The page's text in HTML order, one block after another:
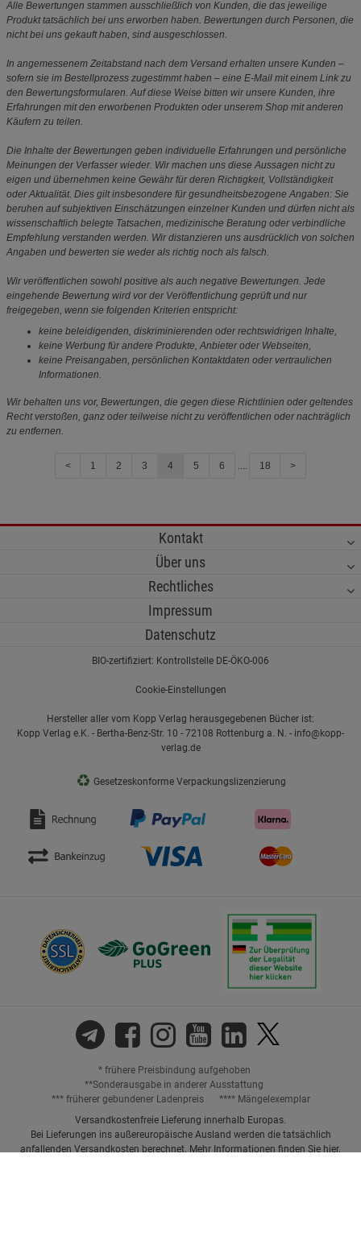
Alle Bewertungen stammen ausschließlich von Kunden, die das jeweilige
Produkt tatsächlich bei uns erworben haben. Bewertungen durch Personen, die
nicht bei uns gekauft haben, sind ausgeschlossen.
In angemessenem Zeitabstand nach dem Versand erhalten unsere Kunden –
sofern sie im Bestellprozess zugestimmt haben – eine E-Mail mit einem Link zu
den Bewertungsformularen. Auf diese Weise bitten wir unsere Kunden, ihre
Erfahrungen mit den erworbenen Produkten oder unserem Shop mit anderen
Käufern zu teilen.
Die Inhalte der Bewertungen geben individuelle Erfahrungen und persönliche
Meinungen der Verfasser wieder. Wir machen uns diese Aussagen nicht zu
eigen und übernehmen keine Gewähr für deren Richtigkeit, Vollständigkeit
oder Aktualität. Dies gilt insbesondere für gesundheitsbezogene Angaben: Sie
beruhen auf subjektiven Einschätzungen einzelner Kunden und dürfen nicht als
wissenschaftlich belegte Tatsachen, medizinische Beratung oder verbindliche
Empfehlung verstanden werden. Wir distanzieren uns ausdrücklich von solchen
Angaben und bewerten sie weder als richtig noch als falsch.
Wir veröffentlichen sowohl positive als auch negative Bewertungen. Jede
eingehende Bewertung wird vor der Veröffentlichung geprüft und nur
freigegeben, wenn sie folgenden Kriterien entspricht:
keine beleidigenden, diskriminierenden oder rechtswidrigen Inhalte,
keine Werbung für andere Produkte, Anbieter oder Webseiten,
keine Preisangaben, persönlichen Kontaktdaten oder vertraulichen
Informationen.
Wir behalten uns vor, Bewertungen, die gegen diese Richtlinien oder geltendes
Recht verstoßen, ganz oder teilweise nicht zu veröffentlichen oder nachträglich
zu entfernen.
< 1 2 3 4 5 6 .... 18 >
Kontakt
Über uns
Rechtliches
Impressum
Datenschutz
BIO-zertifiziert: Kontrollstelle DE-ÖKO-006
Cookie-Einstellungen
Hersteller aller vom Kopp Verlag herausgegebenen Bücher ist:
Kopp Verlag e.K. - Bertha-Benz-Str. 10 - 72108 Rottenburg a. N. - info@kopp-
verlag.de
♻ Gesetzeskonforme Verpackungslizenzierung
* frühere Preisbindung aufgehoben
**Sonderausgabe in anderer Ausstattung
*** früherer gebundener Ladenpreis
**** Mängelexemplar
Versandkostenfreie Lieferung innerhalb Europas.
Bei Lieferungen ins außereuropäische Ausland werden die tatsächlich
anfallenden Versandkosten berechnet. Mehr Informationen finden Sie hier.